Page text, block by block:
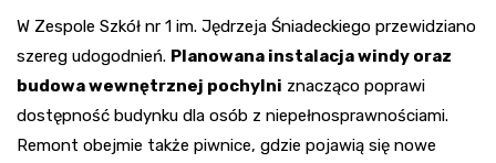
W Zespole Szkół nr 1 im. Jędrzeja Śniadeckiego przewidziano
szereg udogodnień. Planowana instalacja windy oraz
budowa wewnętrznej pochylni znacząco poprawi
dostępność budynku dla osób z niepełnosprawnościami.
Remont obejmie także piwnice, gdzie pojawią się nowe